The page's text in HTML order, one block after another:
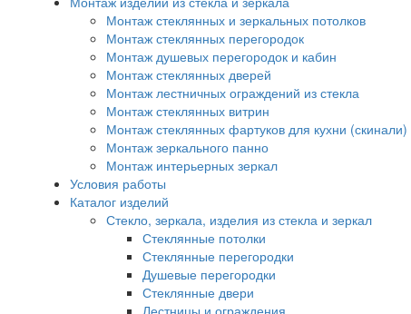
Монтаж стеклянных и зеркальных потолков
Монтаж стеклянных перегородок
Монтаж душевых перегородок и кабин
Монтаж стеклянных дверей
Монтаж лестничных ограждений из стекла
Монтаж стеклянных витрин
Монтаж стеклянных фартуков для кухни (скинали)
Монтаж зеркального панно
Монтаж интерьерных зеркал
Условия работы
Каталог изделий
Стекло, зеркала, изделия из стекла и зеркал
Стеклянные потолки
Стеклянные перегородки
Душевые перегородки
Стеклянные двери
Лестницы и ограждения